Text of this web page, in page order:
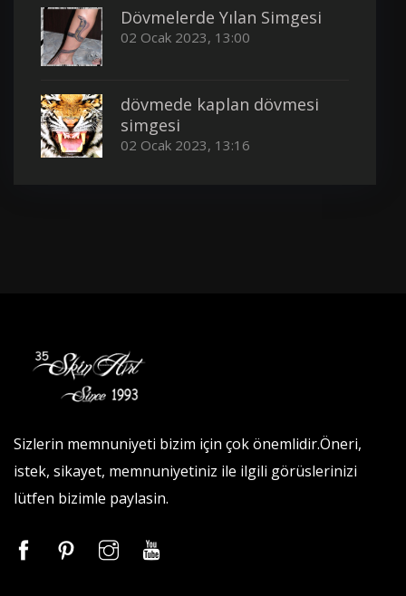
Dövmelerde Yılan Simgesi
02 Ocak 2023, 13:00
dövmede kaplan dövmesi
simgesi
02 Ocak 2023, 13:16
Sizlerin memnuniyeti bizim için çok önemlidir.Öneri,
istek, sikayet, memnuniyetiniz ile ilgili görüslerinizi
lütfen bizimle paylasin.